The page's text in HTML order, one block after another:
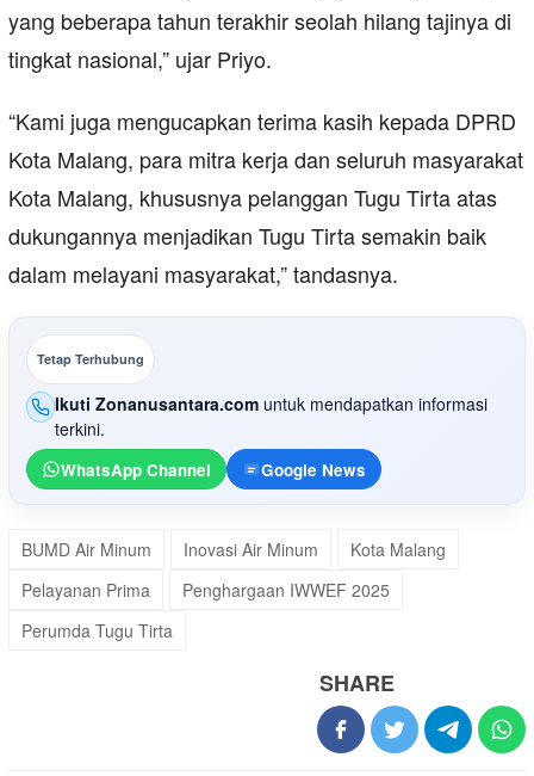
yang beberapa tahun terakhir seolah hilang tajinya di
tingkat nasional,” ujar Priyo.
“Kami juga mengucapkan terima kasih kepada DPRD
Kota Malang, para mitra kerja dan seluruh masyarakat
Kota Malang, khususnya pelanggan Tugu Tirta atas
dukungannya menjadikan Tugu Tirta semakin baik
dalam melayani masyarakat,” tandasnya.
Tetap Terhubung
Ikuti Zonanusantara.com untuk mendapatkan informasi
terkini.
WhatsApp Channel Google News
BUMD Air Minum Inovasi Air Minum
Kota Malang
Pelayanan Prima
Penghargaan IWWEF 2025
Perumda Tugu Tirta
SHARE